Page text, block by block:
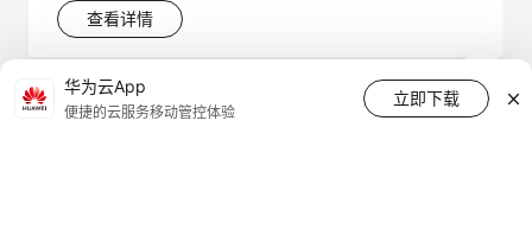
查看详情
华为云App
便捷的云服务移动管控体验
立即下载